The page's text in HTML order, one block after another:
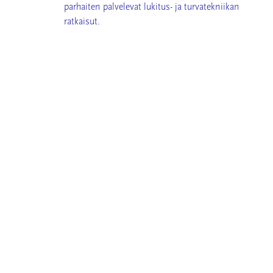
parhaiten palvelevat lukitus- ja turvatekniikan
ratkaisut.